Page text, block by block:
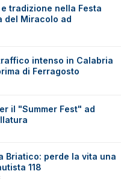
tradizione nella Festa
del Miracolo ad
intenso in Calabria
di Ferragosto
il "Summer Fest" ad
Briatico: perde la vita una
118